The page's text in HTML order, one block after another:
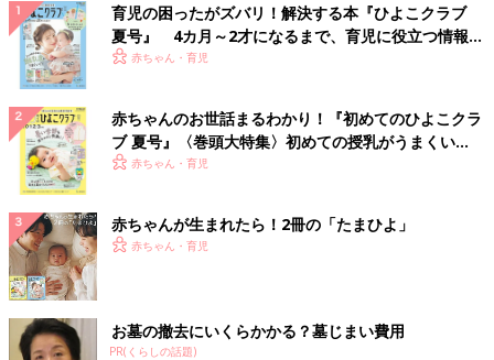
育児の困ったがズバリ！解決する本『ひよこクラブ
夏号』 4カ月～2才になるまで、育児に役立つ情報が
いっぱい！
赤ちゃん・育児
赤ちゃんのお世話まるわかり！『初めてのひよこクラ
ブ 夏号』〈巻頭大特集〉初めての授乳がうまくい
く！ おっぱい・ミルクの基本と夏のトラブル 解決テ
赤ちゃん・育児
赤ちゃんが生まれたら！2冊の「たまひよ」
赤ちゃん・育児
お墓の撤去にいくらかかる？墓じまい費用
PR(くらしの話題)